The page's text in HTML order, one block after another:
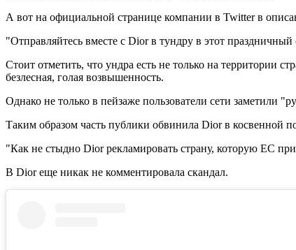
А вот на официальной странице компании в Twitter в
"Отправляйтесь вместе с Dior в тундру в этот
Стоит отметить, что ундра есть не только на территории
безлесная, голая возвышенность.
Однако не только в пейзаже пользователи сети заметили
Таким образом часть публики обвинила Dior в косвенной
"Как не стыдно Dior рекламировать страну, которую ЕС
В Dior еще никак не комментировала скандал.